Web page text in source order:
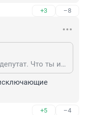
+3 –8
Прекрасный сын. Достойный депутат. Что ты имеешь против него? Слова?
+5 –4